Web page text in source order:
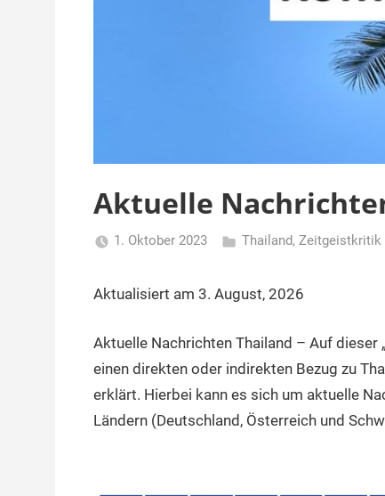
Aktuelle
1. Oktober 2023
Thailand, Zeitgeistkritik
Aktualisiert am 3. August, 2026
Aktuelle Nachrichten Thailand – Auf dieser
einen direkten oder indirekten Bezug zu
erklärt. Hierbei kann es sich um aktuelle
Ländern (Deutschland, Österreich und